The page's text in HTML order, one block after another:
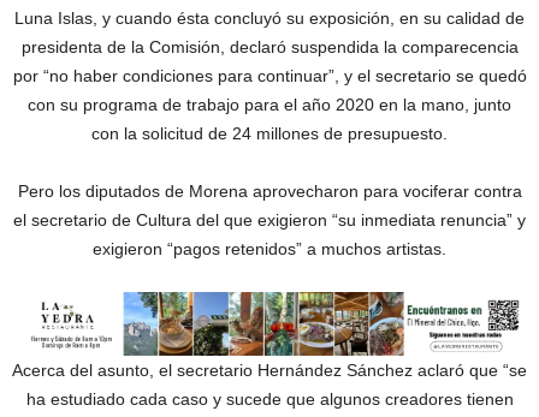
Luna Islas, y cuando ésta concluyó su exposición, en su calidad de
presidenta de la Comisión, declaró suspendida la comparecencia
por “no haber condiciones para continuar”, y el secretario se quedó
con su programa de trabajo para el año 2020 en la mano, junto
con la solicitud de 24 millones de presupuesto.
Pero los diputados de Morena aprovecharon para vociferar contra
el secretario de Cultura del que exigieron “su inmediata renuncia” y
exigieron “pagos retenidos” a muchos artistas.
Acerca del asunto, el secretario Hernández Sánchez aclaró que “se
ha estudiado cada caso y sucede que algunos creadores tienen